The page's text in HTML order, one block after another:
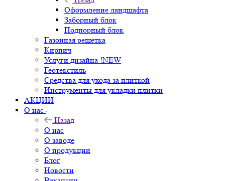
Оформление ландшафта
Заборный блок
Подпорный блок
Газонная решетка
Кирпич
Услуги дизайна !NEW
Геотекстиль
Средства для ухода за плиткой
Инструменты для укладки плитки
АКЦИИ
О нас
Назад
О нас
О заводе
О продукции
Блог
Новости